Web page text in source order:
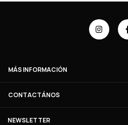
MÁS INFORMACIÓN
CONTACTÁNOS
NEWSLETTER